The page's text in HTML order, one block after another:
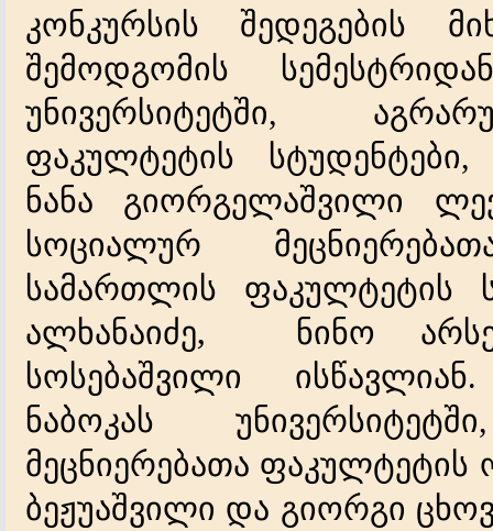
კონკურსის შედეგების
შემოდგომის
სემესტრიდან
უნივერსიტეტში, ა
ფაკულტეტის
სტუდენტები
ნანა გიორგელაშვილი
სოციალურ
სამართლის
ფაკულტეტის
ალხანაიძე, ნინო
სოსებაშვილი
ისწავლიან
ნაბოკას უნივერსიტეტში
მეცნიერებათა ფაკულტეტის
ბეჟუაშვილი და გიორგი